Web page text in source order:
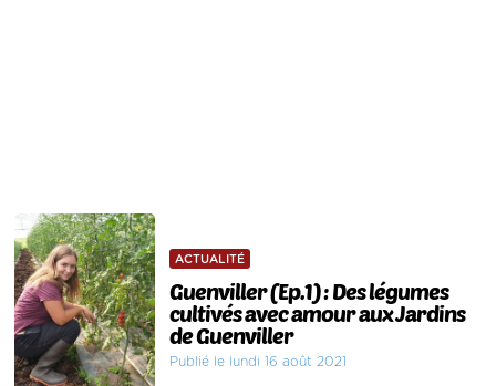
ACTUALITÉ
Guenviller (Ep.1) : Des légumes
cultivés avec amour aux Jardins
de Guenviller
Publié le lundi 16 août 2021